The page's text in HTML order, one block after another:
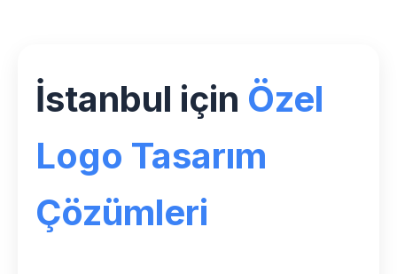
İstanbul için Özel
Logo Tasarım
Çözümleri